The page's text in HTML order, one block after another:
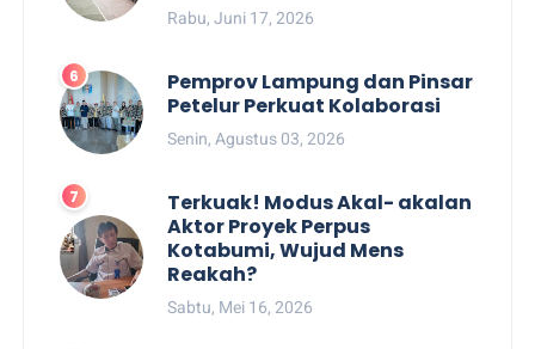
Rabu, Juni 17, 2026
Pemprov Lampung dan Pinsar
Petelur Perkuat Kolaborasi
Senin, Agustus 03, 2026
Terkuak! Modus Akal- akalan
Aktor Proyek Perpus
Kotabumi, Wujud Mens
Reakah?
Sabtu, Mei 16, 2026